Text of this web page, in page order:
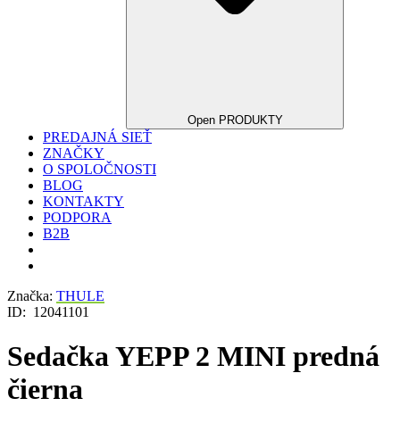
Open PRODUKTY
PREDAJNÁ SIEŤ
ZNAČKY
O SPOLOČNOSTI
BLOG
KONTAKTY
PODPORA
B2B
Značka: THULE
ID: 12041101
Sedačka YEPP 2 MINI predná
čierna